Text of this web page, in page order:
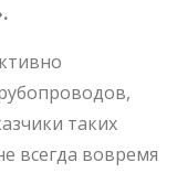
таких
всегда вовремя